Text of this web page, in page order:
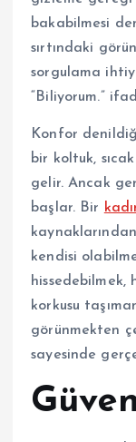
bakabilmesi
sırtındaki
sorgulama
“Biliyorum.”
Konfor
bir koltuk,
gelir. Ancak
başlar. Bir
kendisi
hissedebilmek,
korkusu
görünmekten
sayesinde